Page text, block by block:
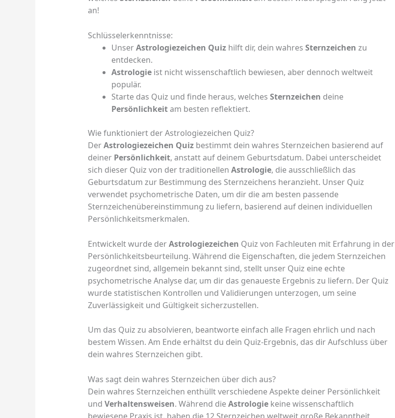
an!
Schlüsselerkenntnisse:
UnserAstrologiezeichen Quizhilft dir, dein wahres Sternzeichen zu
entdecken.
Astrologieist nicht wissenschaftlich bewiesen, aber dennoch weltweit
populär.
Starte das Quiz und finde heraus, welches Sternzeichen deine
Persönlichkeitam besten reflektiert.
Wie funktioniert der Astrologiezeichen Quiz?
DerAstrologiezeichen Quizbestimmt dein wahres Sternzeichen basierend auf
deiner Persönlichkeit, anstatt auf deinem Geburtsdatum. Dabei unterscheidet
sich dieser Quiz von der traditionellen Astrologie, die ausschließlich das
Geburtsdatum zur Bestimmung des Sternzeichens heranzieht. Unser Quiz
verwendet psychometrische Daten, um dir die am besten passende
Sternzeichenübereinstimmung zu liefern, basierend auf deinen individuellen
Persönlichkeitsmerkmalen.
Entwickelt wurde derAstrologiezeichen Quiz von Fachleuten mit Erfahrung in der
Persönlichkeitsbeurteilung. Während die Eigenschaften, die jedem Sternzeichen
zugeordnet sind, allgemein bekannt sind, stellt unser Quiz eine echte
psychometrische Analyse dar, um dir das genaueste Ergebnis zu liefern. Der Quiz
wurde statistischen Kontrollen und Validierungen unterzogen, um seine
Zuverlässigkeit und Gültigkeit sicherzustellen.
Um das Quiz zu absolvieren, beantworte einfach alle Fragen ehrlich und nach
bestem Wissen. Am Ende erhältst du dein Quiz-Ergebnis, das dir Aufschluss über
dein wahres Sternzeichen gibt.
Was sagt dein wahres Sternzeichen über dich aus?
Dein wahres Sternzeichen enthüllt verschiedene Aspekte deiner Persönlichkeit
und Verhaltensweisen. Während dieAstrologiekeine wissenschaftlich